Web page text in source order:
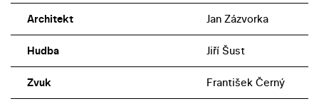
Architekt Jan Zázvorka
Hudba Jiří Šust
Zvuk František Černý